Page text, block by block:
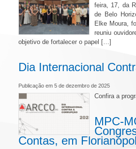
feira, 17, da
de Belo
Elke Moura,
reuniu
objetivo de fortalecer o papel […]
Dia Internacional
Publicação em 5 de dezembro de 2025
Confira a
MPC-
Contas, em